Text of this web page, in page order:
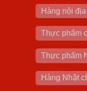
Hàng nội
Thực phẩm
Thực phẩm
Hàng Nhật